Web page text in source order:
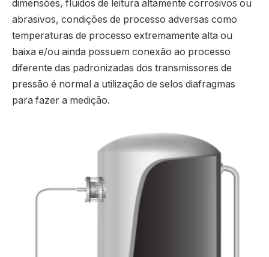
dimensões, fluidos de leitura altamente corrosivos ou
abrasivos, condições de processo adversas como
temperaturas de processo extremamente alta ou
baixa e/ou ainda possuem conexão ao processo
diferente das padronizadas dos transmissores de
pressão é normal a utilização de selos diafragmas
para fazer a medição.